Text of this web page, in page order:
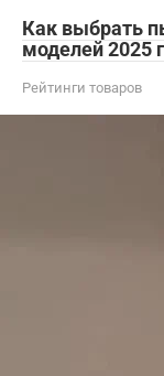
Как выбрать
моделей 2025
Рейтинги товаров